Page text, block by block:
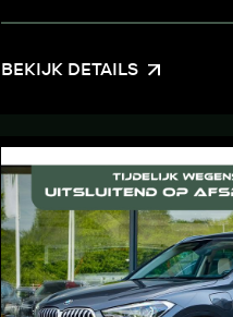
BEKIJK DETAILS